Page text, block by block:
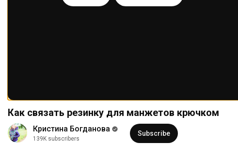
Как связать резинку для манжетов крючком
Кристина Богданова
139K subscribers
Subscribe